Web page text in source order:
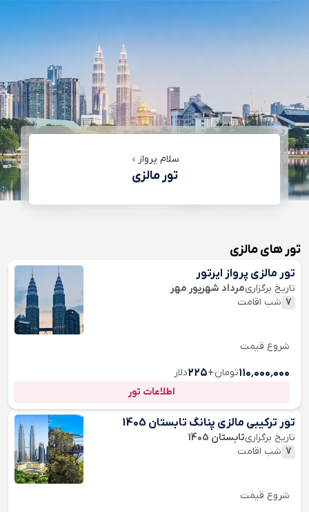
سلام پرواز
تور مالزی
تور های مالزی
تور ترکیبی مالزی پنانگ تابستان 1405
تاریخ برگزاریتابستان 1405
7 شب اقامت
شروع قیمت
تور مالزی پرواز ایرتور
تاریخ برگزاریمرداد شهریور مهر
7 شب اقامت
شروع قیمت
۱۱۰٬۰۰۰٬۰۰۰تومان+۲۲۵دلار
اطلاعات تور